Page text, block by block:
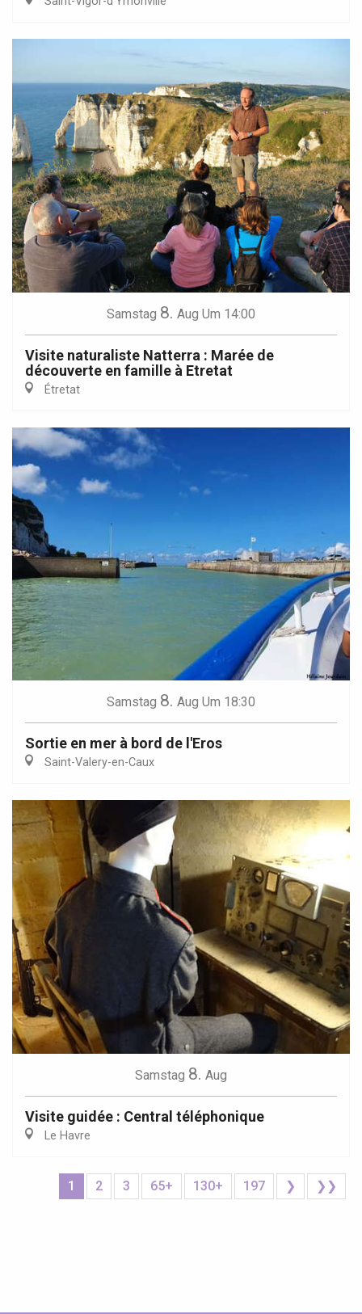
Samstag 8. Aug Um 14:00
Visite naturaliste Natterra : Marée de
découverte en famille à Etretat
Étretat
Samstag 8. Aug Um 18:30
Sortie en mer à bord de l'Eros
Saint-Valery-en-Caux
Samstag 8. Aug
Visite guidée : Central téléphonique
Le Havre
1 2 3 65+ 130+ 197 ❯ ❯❯